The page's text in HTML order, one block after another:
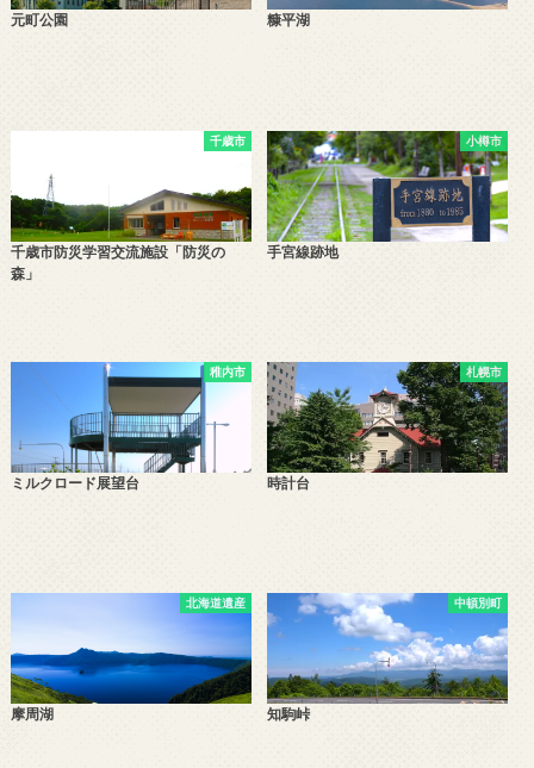
元町公園 糠平湖
千歳市
千歳市防災学習交流施設「防災の
森」
小樽市
手宮線跡地
稚内市
ミルクロード展望台
札幌市
時計台
北海道遺産
摩周湖
中頓別町
知駒峠